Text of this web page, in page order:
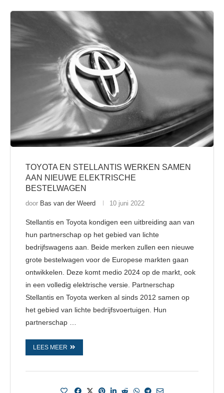
TOYOTA EN STELLANTIS WERKEN SAMEN
AAN NIEUWE ELEKTRISCHE
BESTELWAGEN
door Bas van der Weerd 10 juni 2022
Stellantis en Toyota kondigen een uitbreiding aan van
hun partnerschap op het gebied van lichte
bedrijfswagens aan. Beide merken zullen een nieuwe
grote bestelwagen voor de Europese markten gaan
ontwikkelen. Deze komt medio 2024 op de markt, ook
in een volledig elektrische versie. Partnerschap
Stellantis en Toyota werken al sinds 2012 samen op
het gebied van lichte bedrijfsvoertuigen. Hun
partnerschap …
LEES MEER